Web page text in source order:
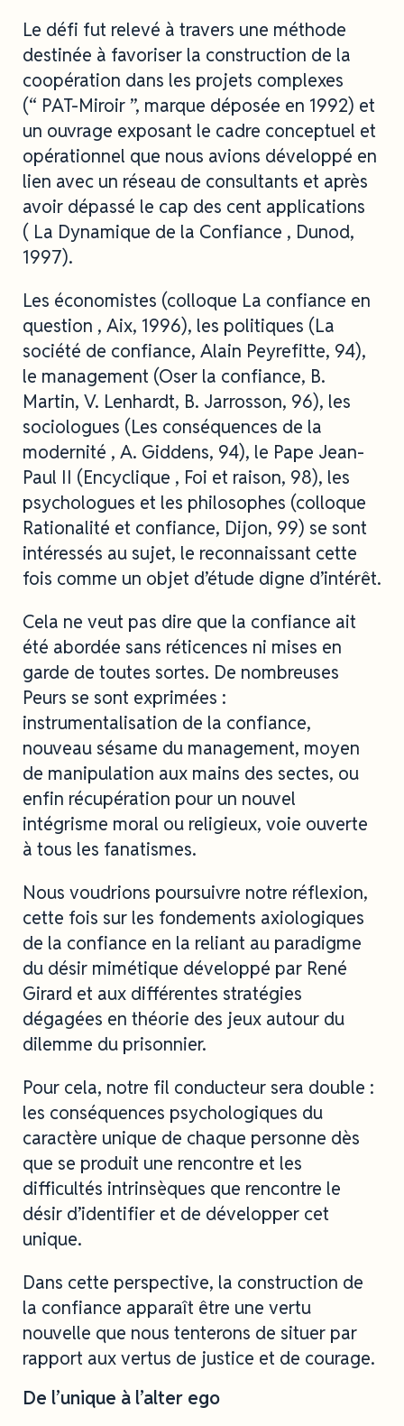
Le défi fut relevé à travers une méthode
destinée à favoriser la construction de la
coopération dans les projets complexes
(“ PAT-Miroir ”, marque déposée en 1992) et
un ouvrage exposant le cadre conceptuel et
opérationnel que nous avions développé en
lien avec un réseau de consultants et après
avoir dépassé le cap des cent applications
( La Dynamique de la Confiance , Dunod,
1997).
Les économistes (colloque La confiance en
question , Aix, 1996), les politiques (La
société de confiance, Alain Peyrefitte, 94),
le management (Oser la confiance, B.
Martin, V. Lenhardt, B. Jarrosson, 96), les
sociologues (Les conséquences de la
modernité , A. Giddens, 94), le Pape Jean-
Paul II (Encyclique , Foi et raison, 98), les
psychologues et les philosophes (colloque
Rationalité et confiance, Dijon, 99) se sont
intéressés au sujet, le reconnaissant cette
fois comme un objet d’étude digne d’intérêt.
Cela ne veut pas dire que la confiance ait
été abordée sans réticences ni mises en
garde de toutes sortes. De nombreuses
Peurs se sont exprimées :
instrumentalisation de la confiance,
nouveau sésame du management, moyen
de manipulation aux mains des sectes, ou
enfin récupération pour un nouvel
intégrisme moral ou religieux, voie ouverte
à tous les fanatismes.
Nous voudrions poursuivre notre réflexion,
cette fois sur les fondements axiologiques
de la confiance en la reliant au paradigme
du désir mimétique développé par René
Girard et aux différentes stratégies
dégagées en théorie des jeux autour du
dilemme du prisonnier.
Pour cela, notre fil conducteur sera double :
les conséquences psychologiques du
caractère unique de chaque personne dès
que se produit une rencontre et les
difficultés intrinsèques que rencontre le
désir d’identifier et de développer cet
unique.
Dans cette perspective, la construction de
la confiance apparaît être une vertu
nouvelle que nous tenterons de situer par
rapport aux vertus de justice et de courage.
De l’unique à l’alter ego